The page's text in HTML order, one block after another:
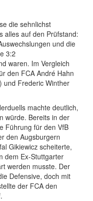
die sehnlichst
alles auf den Prüfstand:
und die
3:2
waren. Im Vergleich
den FCA André Hahn
und Frederic Winther
machte deutlich,
würde. Bereits in der
Führung für den VfB
den Augsburgern
Gikiewicz scheiterte,
dem Ex-Stuttgarter
werden musste. Der
Defensive, doch mit
der FCA den